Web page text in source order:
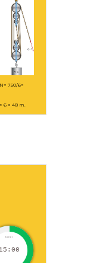
750/6=
= 48 m.
timer